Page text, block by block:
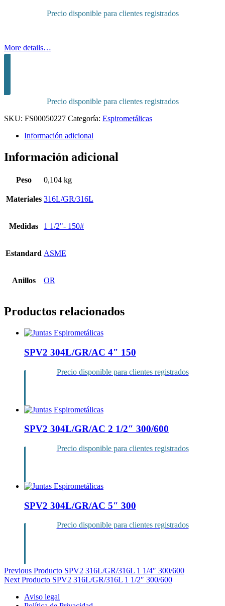
Precio disponible para clientes registrados
More details…
Precio disponible para clientes registrados
SKU: FS00050227 Categoría: Espirometálicas
Información adicional
Información adicional
Peso 0,104 kg
Materiales 316L/GR/316L
Medidas 1 1/2"- 150#
Estandard ASME
Anillos OR
Productos relacionados
SPV2 304L/GR/AC 4″ 150
Precio disponible para clientes registrados
SPV2 304L/GR/AC 2 1/2″ 300/600
Precio disponible para clientes registrados
SPV2 304L/GR/AC 5″ 300
Precio disponible para clientes registrados
Navegación
de
entradas
Previous Producto SPV2 316L/GR/316L 1 1/4″ 300/600
Next Producto SPV2 316L/GR/316L 1 1/2″ 300/600
Aviso legal